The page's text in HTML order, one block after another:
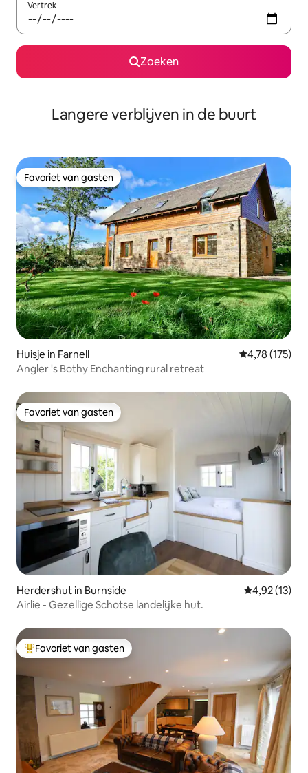
Vertrek
Zoeken
Langere verblijven in de buurt
Favoriet van gasten
Favoriet van gasten
Huisje in Farnell Gemiddelde
4,78 (175)
Angler 's Bothy Enchanting rural retreat
Favoriet van gasten
Favoriet van gasten
Herdershut in Burnside Gemiddelde
4,92 (13)
Airlie - Gezellige Schotse landelijke hut.
Topfavoriet van gasten
Favoriet van gasten